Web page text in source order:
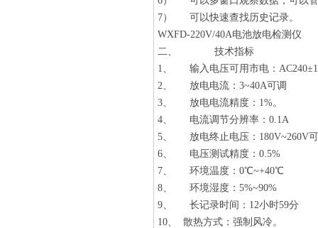
7） 可以快速查找历史记录。
WXFD-220V/40A电池放电检测仪
二、 技术指标
1、 输入电压可用市电：
2、 放电电流：3~40A可调
3、 放电电流精度：1%。
4、 电流调节分辨率：0.1A
5、 放电终止电压：180V~260V
6、 电压测试精度：0.5%
7、 环境温度：0℃~+40℃
8、 环境湿度：5%~90%
9、 长记录时间：12小时59分
10、 散热方式：强制风冷。